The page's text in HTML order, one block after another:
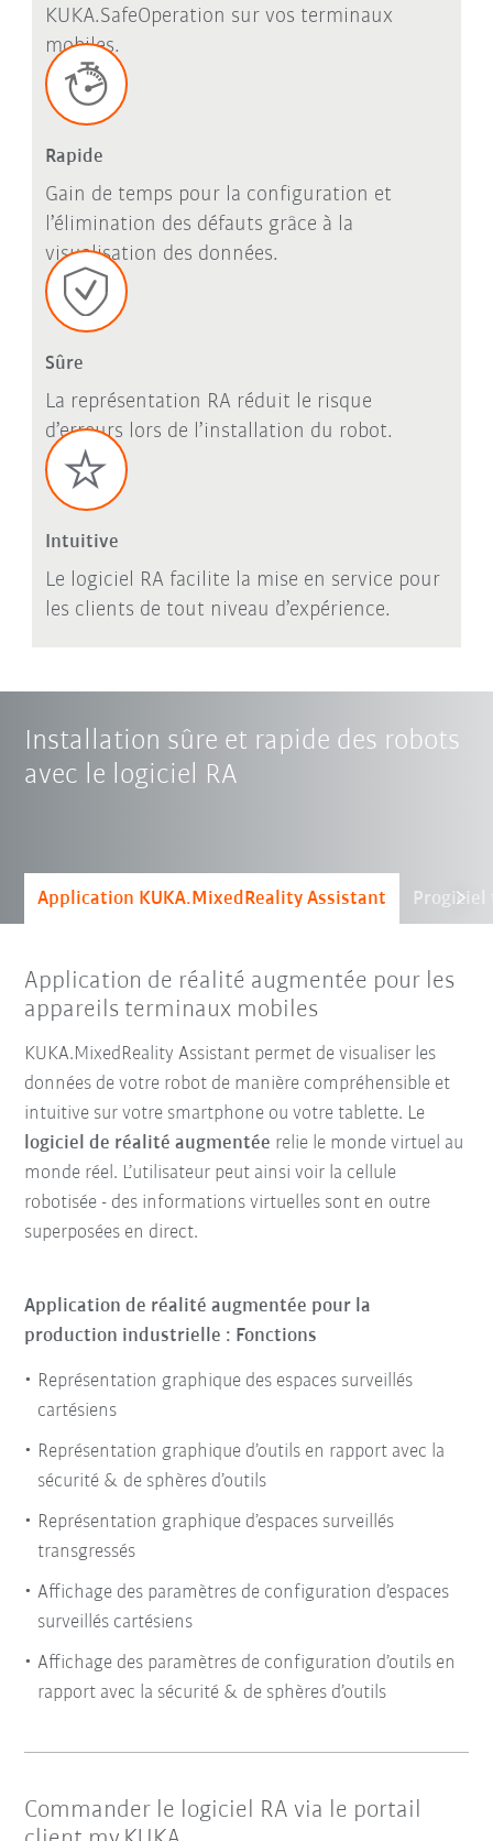
KUKA.SafeOperation sur vos terminaux
mobiles.
Rapide
Gain de temps pour la configuration et
l’élimination des défauts grâce à la
visualisation des données.
Sûre
La représentation RA réduit le risque
d’erreurs lors de l’installation du robot.
Intuitive
Le logiciel RA facilite la mise en service pour
les clients de tout niveau d’expérience.
Installation sûre et rapide des robots
avec le logiciel RA
Application KUKA.MixedReality Assistant
Application de réalité augmentée pour les
appareils terminaux mobiles
KUKA.MixedReality Assistant permet de visualiser les
données de votre robot de manière compréhensible et
intuitive sur votre smartphone ou votre tablette. Le
logiciel de réalité augmentée relie le monde virtuel au
monde réel. L’utilisateur peut ainsi voir la cellule
robotisée - des informations virtuelles sont en outre
superposées en direct.
Application de réalité augmentée pour la
production industrielle : Fonctions
Représentation graphique des espaces surveillés
cartésiens
Représentation graphique d’outils en rapport avec la
sécurité & de sphères d’outils
Représentation graphique d’espaces surveillés
transgressés
Affichage des paramètres de configuration d’espaces
surveillés cartésiens
Affichage des paramètres de configuration d’outils en
rapport avec la sécurité & de sphères d’outils
Commander le logiciel RA via le portail